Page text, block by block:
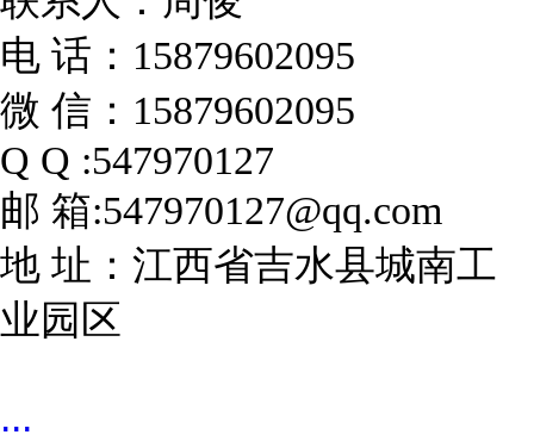
电 话：15879602095
微 信：15879602095
Q Q :547970127
邮 箱:547970127@qq.com
地 址：江西省吉水县城南工
业园区
...